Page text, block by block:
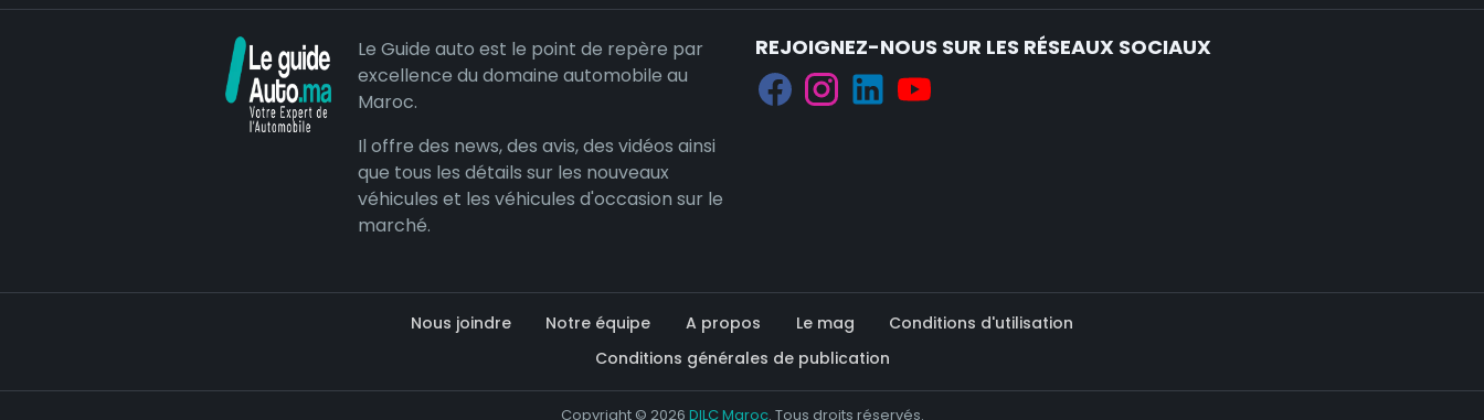
Le Guide auto est le point de repère par
excellence du domaine automobile au
Maroc.
Il offre des news, des avis, des vidéos ainsi
que tous les détails sur les nouveaux
véhicules et les véhicules d'occasion sur le
marché.
REJOIGNEZ-NOUS SUR LES RÉSEAUX SOCIAUX
Nous joindre Notre équipe A propos Le mag
Conditions d'utilisation
Conditions générales de publication
Copyright © 2026 DILC Maroc. Tous droits réservés.